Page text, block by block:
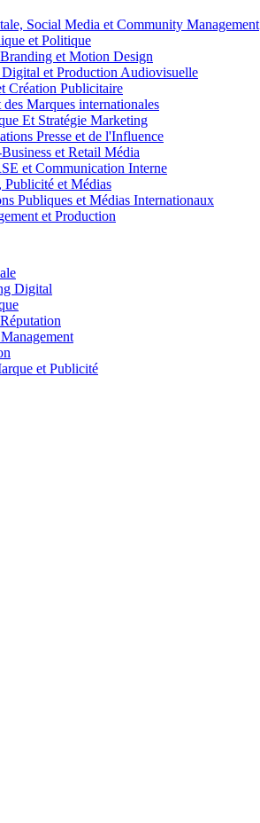
Social Media et Community Management
et Politique
et Motion Design
et Production Audiovisuelle
Création Publicitaire
Marques internationales
Et Stratégie Marketing
Presse et de l'Influence
et Retail Média
et Communication Interne
et Médias
Publiques et Médias Internationaux
et Production
Digital
et Publicité